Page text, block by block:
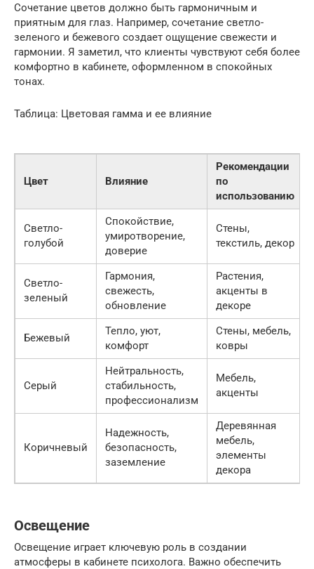
Сочетание цветов должно быть гармоничным и
приятным для глаз. Например, сочетание светло-
зеленого и бежевого создает ощущение свежести и
гармонии. Я заметил, что клиенты чувствуют себя более
комфортно в кабинете, оформленном в спокойных
тонах.
Таблица: Цветовая гамма и ее влияние
Цвет Влияние
Рекомендации
по
использованию
Светло-
голубой
Спокойствие,
умиротворение,
доверие
Стены,
текстиль, декор
Светло-
зеленый
Гармония,
свежесть,
обновление
Растения,
акценты в
декоре
Бежевый
Тепло, уют,
комфорт
Стены, мебель,
ковры
Серый
Нейтральность,
стабильность,
профессионализм
Мебель,
акценты
Коричневый
Надежность,
безопасность,
заземление
Деревянная
мебель,
элементы
декора
Освещение
Освещение играет ключевую роль в создании
атмосферы в кабинете психолога. Важно обеспечить